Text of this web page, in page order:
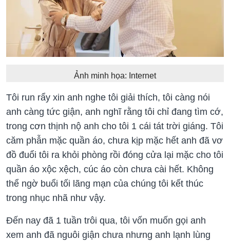
Ảnh minh họa: Internet
Tôi run rẩy xin anh nghe tôi giải thích, tôi càng nói
anh càng tức giận, anh nghĩ rằng tôi chỉ đang tìm cớ,
trong cơn thịnh nộ anh cho tôi 1 cái tát trời giáng. Tôi
căm phẫn mặc quần áo, chưa kịp mặc hết anh đã vơ
đồ đuổi tôi ra khỏi phòng rồi đóng cửa lại mặc cho tôi
quần áo xộc xệch, cúc áo còn chưa cài hết. Không
thể ngờ buổi tối lãng mạn của chúng tôi kết thúc
trong nhục nhã như vậy.
Đến nay đã 1 tuần trôi qua, tôi vốn muốn gọi anh
xem anh đã nguôi giận chưa nhưng anh lạnh lùng